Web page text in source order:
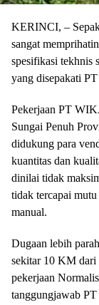
KERINCI, –
sangat
spesifikasi tekhnis
yang disepakati
Pekerjaan PT
Sungai Penuh
didukung para
kuantitas dan
dinilai tidak
tidak tercapai
manual.
Dugaan lebih
sekitar 10 KM dari
pekerjaan
tanggungjawab